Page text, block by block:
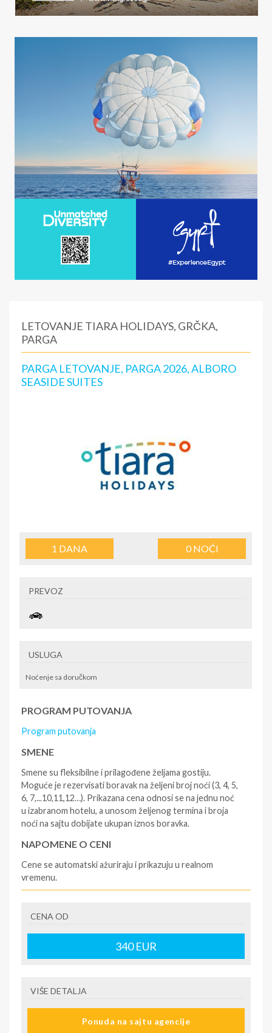
LETOVANJE TIARA HOLIDAYS, GRČKA,
PARGA
PARGA LETOVANJE, PARGA 2026, ALBORO
SEASIDE SUITES
1 DANA 0NOĆI
PREVOZ
USLUGA
Noćenje sa doručkom
PROGRAM PUTOVANJA
Program putovanja
SMENE
Smene su fleksibilne i prilagođene željama gostiju.
Moguće je rezervisati boravak na željeni broj noći (3, 4, 5,
6, 7,...10,11,12…). Prikazana cena odnosi se na jednu noć
u izabranom hotelu, a unosom željenog termina i broja
noći na sajtu dobijate ukupan iznos boravka.
NAPOMENE O CENI
Cene se automatski ažuriraju i prikazuju u realnom
vremenu.
- rezervisane i potvrđene usluge u izabranoj smeštajnoj
jedinici prema opisu - korišćenje hotelskih sadržaja
prema opisu - uslugu rezervacije - organizaciju
putovanja
krizu) na destinaciji, plaćaju se na recepciji
hotela/apartmana za hotele sa 1* i 2* i nekategorisane
CENA OD
340EUR
VIŠE DETALJA
Ponuda na sajtu agencije